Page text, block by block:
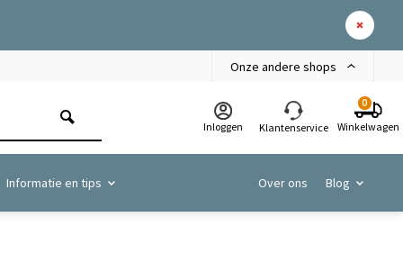
Onze andere shops
Inloggen Klantenservice
0
Winkelwagen
Informatie en tips Over ons Blog